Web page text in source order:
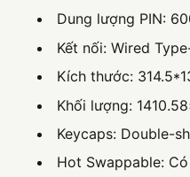
Dung lượng PIN:
Kết nối: Wired
Kích thước:
Khối lượng:
Keycaps: Double-
Hot Swappable: Có